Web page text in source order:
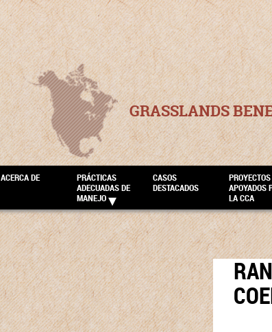
GRASSLANDS
ACERCA DE
PRÁCTICAS
ADECUADAS DE
MANEJO
CASOS
DESTACADOS
PROYECTOS
APOYADOS
LA CCA